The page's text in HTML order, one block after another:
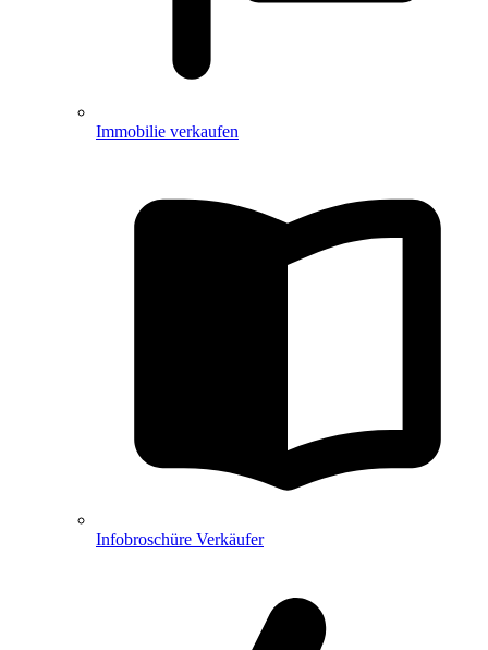
Immobilie verkaufen
Infobroschüre Verkäufer